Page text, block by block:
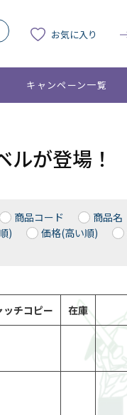
お気に入り
キャンペーン一覧
ルが登場！
商品コード 商品名
)
価格(高い順)
ッチコピー 在庫